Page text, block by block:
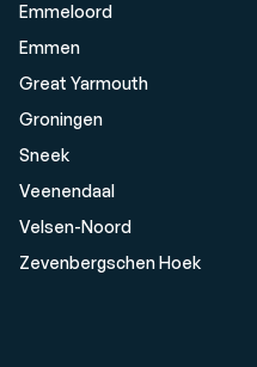
Emmeloord
Emmen
Great Yarmouth
Groningen
Sneek
Veenendaal
Velsen-Noord
Zevenbergschen Hoek